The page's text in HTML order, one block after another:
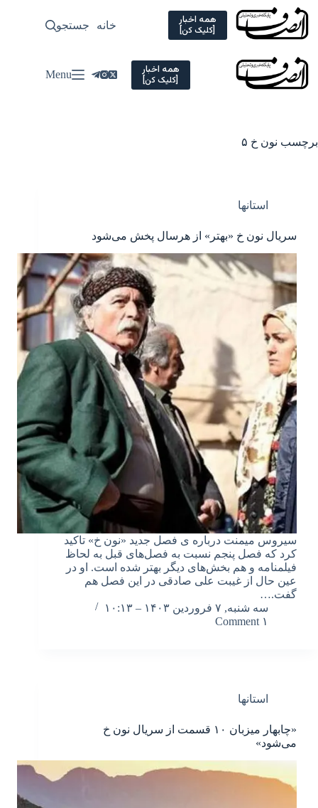
Skip
content
همه اخبار
[کلیک کن] خانه سیاسی
جستجو
همه اخبار
[کلیک کن] Menu
برچسب نون خ ۵
استانها
سریال نون خ «بهتر» از هرسال پخش می‌شود
سیروس میمنت درباره ی فصل جدید «نون خ» تاکید
کرد که فصل پنجم نسبت به فصل‌های قبل به لحاظ
فیلمنامه و هم بخش‌های دیگر بهتر شده است. او در
عین حال از غیبت علی صادقی در این فصل هم
گفت.…
سه شنبه, ۷ فروردین ۱۴۰۳ – ۱۰:۱۳
۱ Comment
استانها
«چابهار میزبان ۱۰ قسمت از سریال نون خ
می‌شود»